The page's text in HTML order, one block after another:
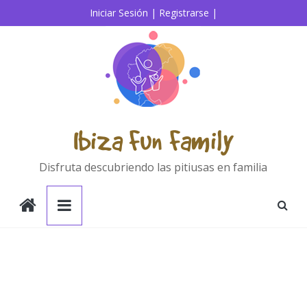
al
Iniciar Sesión | Registrarse |
Ibiza Fun Family
Disfruta descubriendo las pitiusas en familia